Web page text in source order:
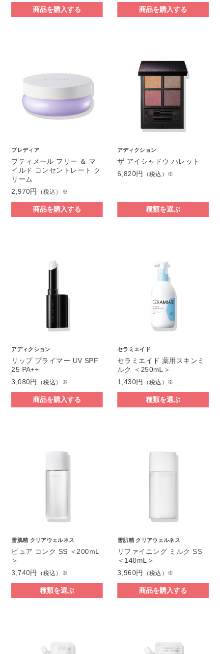
商品を購入する 商品を購入する
プレディア
プティメール フリー ＆ マ
イルド コンセントレート ク
リーム
2,970円
（税込）※
商品を購入する
アディクション
ザ アイシャドウ パレット
6,820円
（税込）※
種類を選ぶ
アディクション
リップ プライマー UV SPF
25 PA++
3,080円
（税込）※
商品を購入する
セラミエイド
セラミエイド 薬用スキンミ
ルク ＜250mL＞
1,430円
（税込）※
種類を選ぶ
雪肌精 クリアウェルネス
ピュア コンク SS ＜200mL
＞
3,740円
（税込）※
種類を選ぶ
雪肌精 クリアウェルネス
リファイニング ミルク SS
＜140mL＞
3,960円
（税込）※
商品を購入する